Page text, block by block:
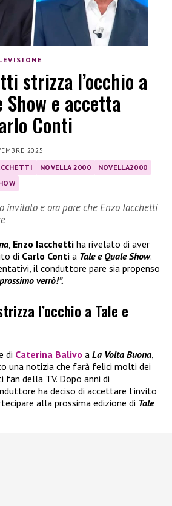
strizza l’occhio a
Show e accetta
Conti
2025
NOVELLA 2000
NOVELLA2000
invitato e ora pare che Enzo Iacchetti
Enzo Iacchetti ha rivelato di aver
di Carlo Conti a Tale e Quale Show.
il conduttore pare sia propenso
verrò!”.
l’occhio a Tale e
di Caterina Balivo a La Volta Buona,
una notizia che farà felici molti dei
della TV. Dopo anni di
ha deciso di accettare l’invito
alla prossima edizione di Tale